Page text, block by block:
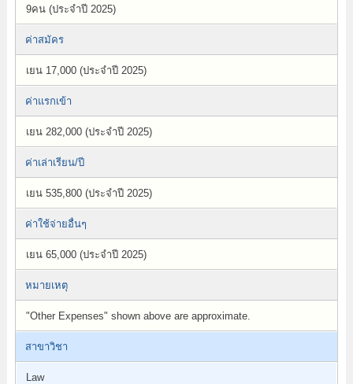
9คน (ประจำปี 2025)
ค่าสมัคร
เยน 17,000 (ประจำปี 2025)
ค่าแรกเข้า
เยน 282,000 (ประจำปี 2025)
ค่าเล่าเรียน/ปี
เยน 535,800 (ประจำปี 2025)
ค่าใช้จ่ายอื่นๆ
เยน 65,000 (ประจำปี 2025)
หมายเหตุ
"Other Expenses" shown above are approximate.
สาขาวิชา
Law